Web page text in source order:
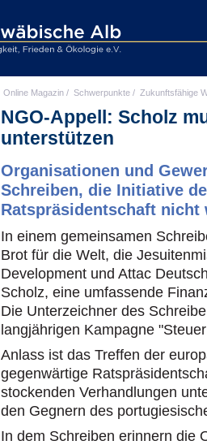
Online Magazin / Schwerpunkte / Zukunftsfähige
NGO-Appell: Scholz
unterstützen
Organisationen und
Schreiben, die Initiative
Ratspräsidentschaft nicht
In einem gemeinsamen
Brot für die Welt, die
Development und Attac
Scholz, eine umfassende
Die Unterzeichner des
langjährigen Kampagne
Anlass ist das Treffen der
gegenwärtige
stockenden Verhandlungen
den Gegnern des
In dem Schreiben erinnern die